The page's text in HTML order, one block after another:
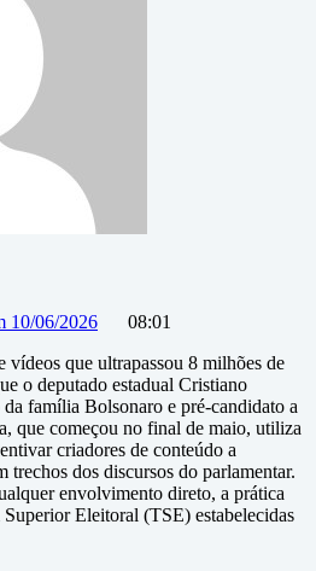
10/06/2026
08:01
vídeos que ultrapassou 8 milhões de
o deputado estadual Cristiano
família Bolsonaro e pré-candidato a
que começou no final de maio, utiliza
criadores de conteúdo a
trechos dos discursos do parlamentar.
envolvimento direto, a prática
Eleitoral (TSE) estabelecidas